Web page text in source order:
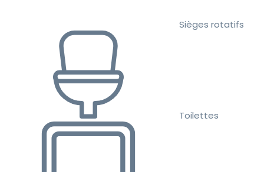
Sièges rotatifs
Toilettes